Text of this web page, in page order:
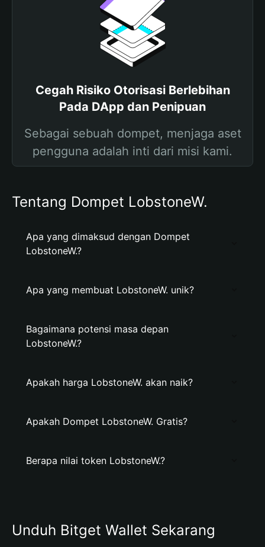
Cegah Risiko Otorisasi Berlebihan
Pada DApp dan Penipuan
Sebagai sebuah dompet, menjaga aset
pengguna adalah inti dari misi kami.
Tentang Dompet LobstoneW.
Apa yang dimaksud dengan Dompet
LobstoneW.?
Apa yang membuat LobstoneW. unik?
Bagaimana potensi masa depan
LobstoneW.?
Apakah harga LobstoneW. akan naik?
Apakah Dompet LobstoneW. Gratis?
Berapa nilai token LobstoneW.?
Unduh Bitget Wallet Sekarang